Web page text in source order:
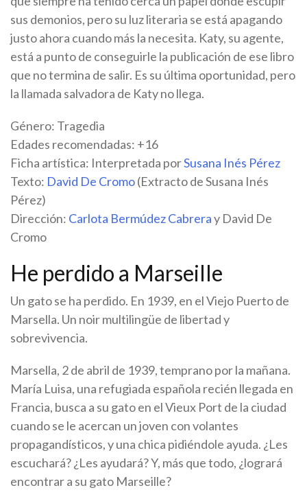
sus demonios, pero su luz literaria se está apagando
justo ahora cuando más la necesita. Katy, su agente,
está a punto de conseguirle la publicación de ese libro
que no termina de salir. Es su última oportunidad, pero
la llamada salvadora de Katy no llega.
Género: Tragedia
Edades recomendadas: +16
Ficha artística: Interpretada porSusana Inés Pérez
Texto: David De Cromo(Extracto de Susana Inés
Pérez)
Dirección: Carlota Bermúdez Cabreray David De
Cromo
He perdido a Marseille
Un gato se ha perdido. En 1939, en el Viejo Puerto de
Marsella. Un noir multilingüe de libertad y
sobrevivencia.
Marsella, 2 de abril de 1939, temprano por la mañana.
María Luisa, una refugiada española recién llegada en
Francia, busca a su gato en el Vieux Port de la ciudad
cuando se le acercan un joven con volantes
propagandísticos, y una chica pidiéndole ayuda. ¿Les
escuchará? ¿Les ayudará? Y, más que todo, ¿logrará
encontrar a su gato Marseille?